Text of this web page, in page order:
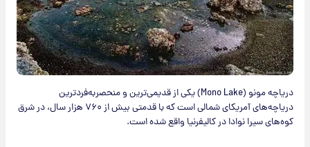
دریاچه مونو (Mono Lake) یکی از قدیمی‌ترین و منحصربه‌فردترین
دریاچه‌های آمریکای شمالی است که با قدمتی بیش از ۷۶۰ هزار سال، در شرق
کوه‌های سیرا نوادا در کالیفرنیا واقع شده است.